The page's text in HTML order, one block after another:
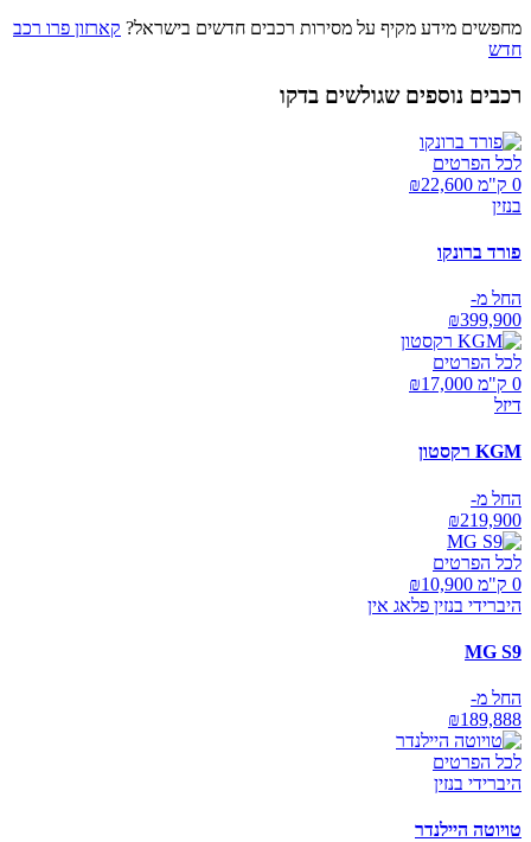
מחפשים מידע מקיף על מסירות רכבים חדשים בישראל? קארזון פרו רכב
חדש
רכבים נוספים שגולשים בדקו
לכל הפרטים
0 ק"מ ₪
22,600
בנזין
פורד ברונקו
החל מ-
₪399,900
לכל הפרטים
0 ק"מ ₪
17,000
דיזל
KGM רקסטון
החל מ-
₪219,900
לכל הפרטים
0 ק"מ ₪
10,900
היברידי בנזין פלאג אין
MG S9
החל מ-
₪189,888
לכל הפרטים
היברידי בנזין
טויוטה היילנדר